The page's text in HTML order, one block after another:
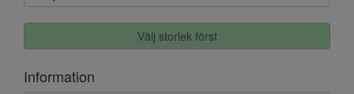
Välj storlek först
Information